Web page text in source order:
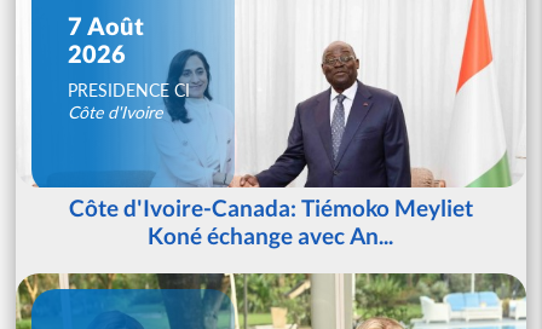
7 Août
2026
PRESIDENCE CI
Côte d'Ivoire
Côte d'Ivoire-Canada: Tiémoko Meyliet
Koné échange avec An...